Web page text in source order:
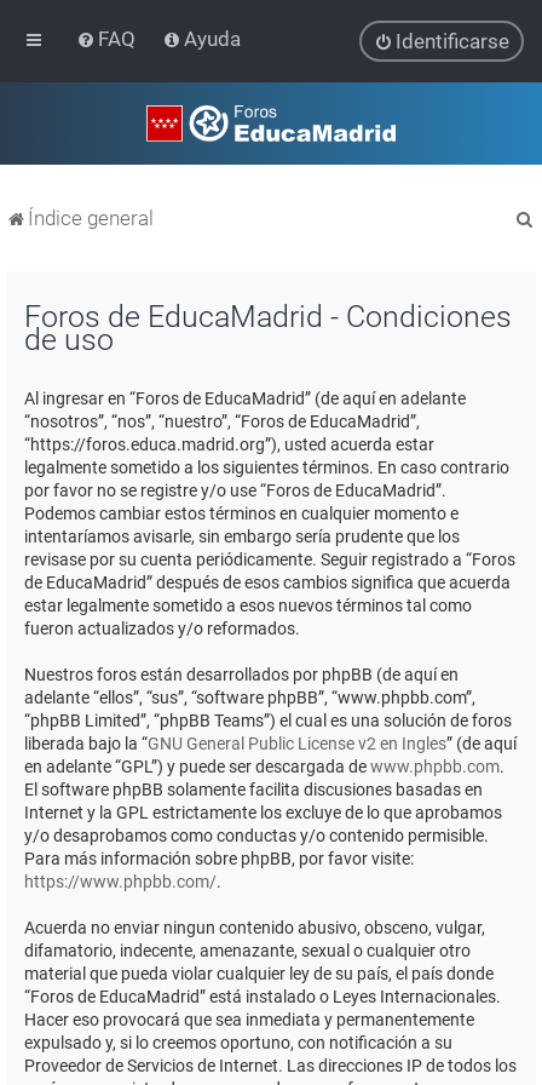
FAQ Ayuda Identificarse
Índice general
Foros de EducaMadrid - Condiciones
de uso
Al ingresar en “Foros de EducaMadrid” (de aquí en adelante
“nosotros”, “nos”, “nuestro”, “Foros de EducaMadrid”,
“https://foros.educa.madrid.org”), usted acuerda estar
legalmente sometido a los siguientes términos. En caso contrario
por favor no se registre y/o use “Foros de EducaMadrid”.
Podemos cambiar estos términos en cualquier momento e
intentaríamos avisarle, sin embargo sería prudente que los
revisase por su cuenta periódicamente. Seguir registrado a “Foros
de EducaMadrid” después de esos cambios significa que acuerda
estar legalmente sometido a esos nuevos términos tal como
fueron actualizados y/o reformados.
Nuestros foros están desarrollados por phpBB (de aquí en
adelante “ellos”, “sus”, “software phpBB”, “www.phpbb.com”,
“phpBB Limited”, “phpBB Teams”) el cual es una solución de foros
liberada bajo la “GNU General Public License v2 en Ingles” (de aquí
en adelante “GPL”) y puede ser descargada dewww.phpbb.com.
El software phpBB solamente facilita discusiones basadas en
Internet y la GPL estrictamente los excluye de lo que aprobamos
y/o desaprobamos como conductas y/o contenido permisible.
Para más información sobre phpBB, por favor visite:
https://www.phpbb.com/.
Acuerda no enviar ningun contenido abusivo, obsceno, vulgar,
difamatorio, indecente, amenazante, sexual o cualquier otro
material que pueda violar cualquier ley de su país, el país donde
“Foros de EducaMadrid” está instalado o Leyes Internacionales.
Hacer eso provocará que sea inmediata y permanentemente
expulsado y, si lo creemos oportuno, con notificación a su
Proveedor de Servicios de Internet. Las direcciones IP de todos los